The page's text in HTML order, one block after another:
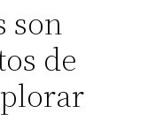
son
de